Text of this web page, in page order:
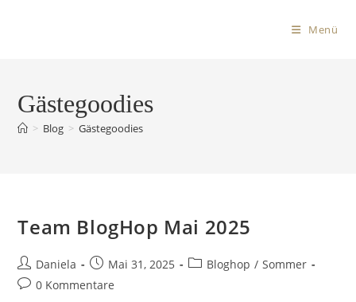
Menü
Gästegoodies
> Blog > Gästegoodies
Team BlogHop Mai 2025
Daniela Mai 31, 2025 Bloghop / Sommer
0 Kommentare